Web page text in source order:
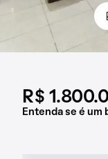
R$
Entenda se é um